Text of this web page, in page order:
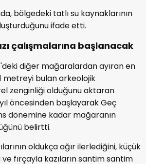
bölgedeki tatlı su kaynaklarının
ifade etti.
çalışmalarına başlanacak
diğer mağaralardan ayıran en
metreyi bulan arkeolojik
zenginliği olduğunu aktaran
öncesinden başlayarak Geç
dönemine kadar mağaranın
belirtti.
oldukça ağır ilerlediğini, küçük
fırçayla kazıların santim santim